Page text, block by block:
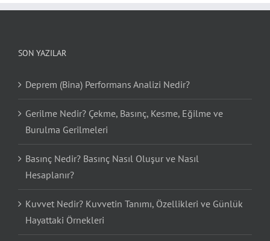
SON YAZILAR
Deprem (Bina) Performans Analizi Nedir?
Gerilme Nedir? Çekme, Basınç, Kesme, Eğilme ve
Burulma Gerilmeleri
Basınç Nedir? Basınç Nasıl Oluşur ve Nasıl
Hesaplanır?
Kuvvet Nedir? Kuvvetin Tanımı, Özellikleri ve Günlük
Hayattaki Örnekleri